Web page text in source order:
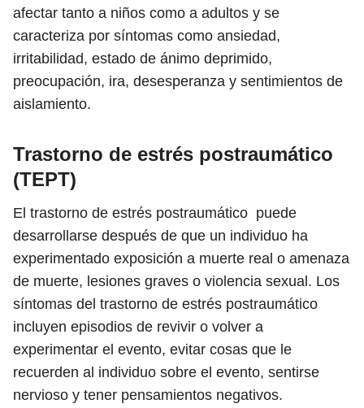
afectar tanto a niños como a adultos y se
caracteriza por síntomas como ansiedad,
irritabilidad, estado de ánimo deprimido,
preocupación, ira, desesperanza y sentimientos de
aislamiento.
Trastorno de estrés postraumático
(TEPT)
El trastorno de estrés postraumático puede
desarrollarse después de que un individuo ha
experimentado exposición a muerte real o amenaza
de muerte, lesiones graves o violencia sexual. Los
síntomas del trastorno de estrés postraumático
incluyen episodios de revivir o volver a
experimentar el evento, evitar cosas que le
recuerden al individuo sobre el evento, sentirse
nervioso y tener pensamientos negativos.